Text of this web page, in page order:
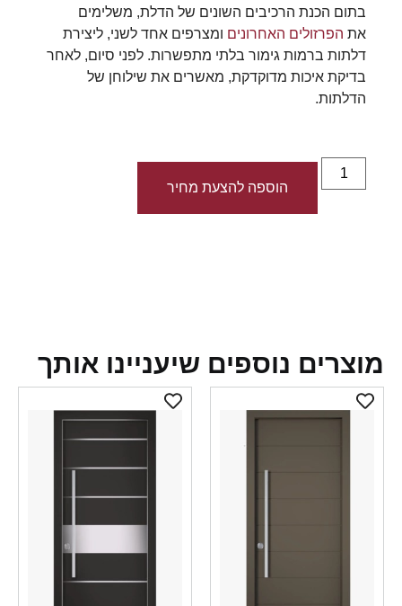
בתום הכנת הרכיבים השונים של הדלת, משלימים
הפרזולים האחרוניםומצרפים אחד לשני, ליצירת
דלתות ברמות גימור בלתי מתפשרות. לפני סיום, לאחר
בדיקת איכות מדוקדקת, מאשרים את שילוחן של
הדלתות.
הוספה להצעת מחיר
נוספים שיעניינו אותך